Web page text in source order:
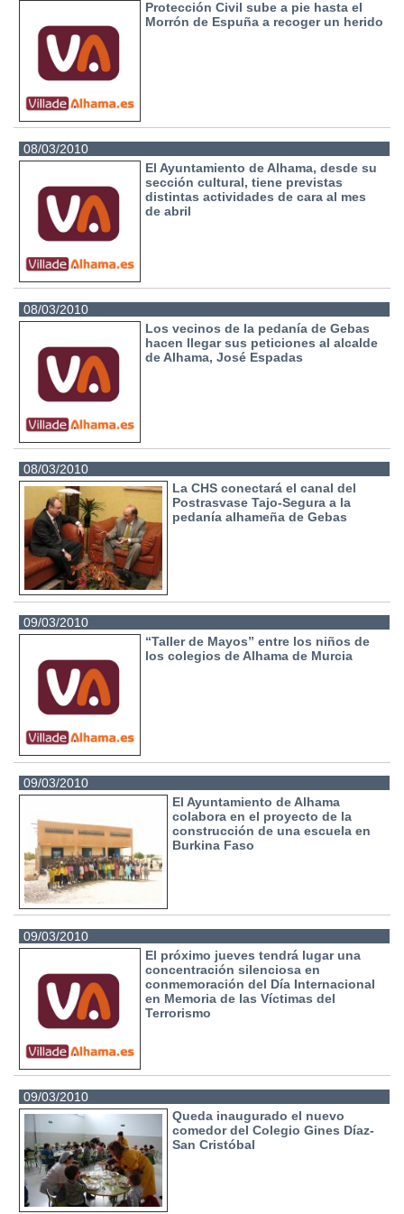
Protección Civil sube a pie hasta el
Morrón de Espuña a recoger un herido
08/03/2010
El Ayuntamiento de Alhama, desde su
sección cultural, tiene previstas
distintas actividades de cara al mes
de abril
08/03/2010
Los vecinos de la pedanía de Gebas
hacen llegar sus peticiones al alcalde
de Alhama, José Espadas
08/03/2010
La CHS conectará el canal del
Postrasvase Tajo-Segura a la
pedanía alhameña de Gebas
09/03/2010
“Taller de Mayos” entre los niños de
los colegios de Alhama de Murcia
09/03/2010
El Ayuntamiento de Alhama
colabora en el proyecto de la
construcción de una escuela en
Burkina Faso
09/03/2010
El próximo jueves tendrá lugar una
concentración silenciosa en
conmemoración del Día Internacional
en Memoria de las Víctimas del
Terrorismo
09/03/2010
Queda inaugurado el nuevo
comedor del Colegio Gines Díaz-
San Cristóbal